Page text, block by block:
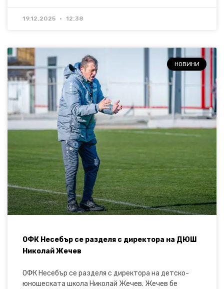
19.12.2025 12:38
НОВИНИ
ОФК Несебър се разделя с директора на ДЮШ
Николай Жечев
ОФК Несебър се разделя с директора на детско-
юношеската школа Николай Жечев. Жечев бе